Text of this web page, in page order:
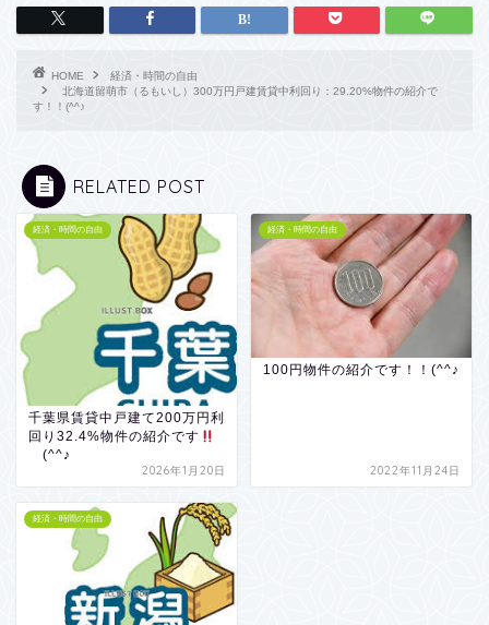
HOME
経済・時間の自由
北海道留萌市（るもいし）300万円戸建賃貸中利回り：29.20%物件の紹介で
す！！(^^♪
RELATED POST
経済・時間の自由
千葉県賃貸中戸建て200万円利
回り32.4%物件の紹介です
(^^♪
2026年1月20日
経済・時間の自由
100円物件の紹介です！！(^^♪
2022年11月24日
経済・時間の自由